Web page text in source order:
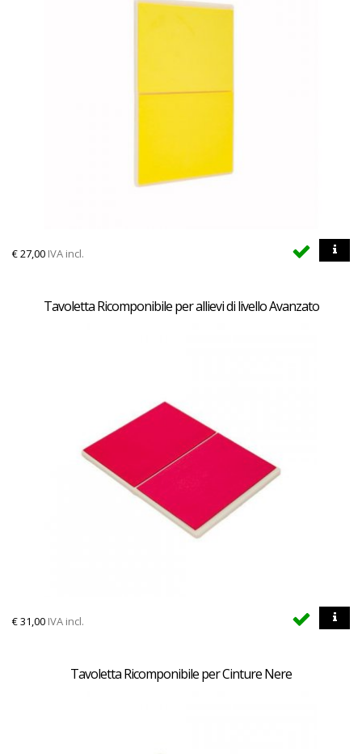
€27,00 IVA incl.
Tavoletta Ricomponibile per allievi di livello Avanzato
€31,00 IVA incl.
Tavoletta Ricomponibile per Cinture Nere